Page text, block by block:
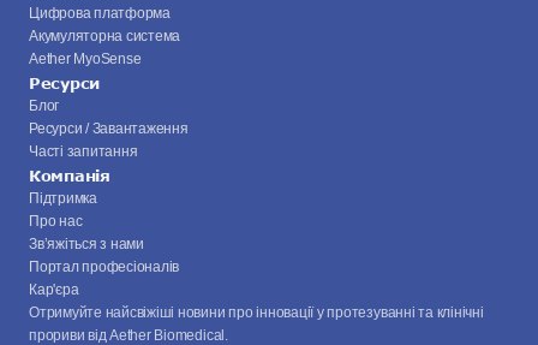
Цифрова платформа
Акумуляторна система
Aether MyoSense
Ресурси
Блог
Ресурси / Завантаження
Часті запитання
Компанія
Підтримка
Про нас
Зв’яжіться з нами
Портал професіоналів
Кар'єра
Отримуйте найсвіжіші новини про інновації у протезуванні та клінічні
прориви від Aether Biomedical.